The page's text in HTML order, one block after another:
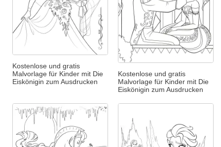
Kostenlose und gratis
Malvorlage für Kinder mit Die
Eiskönigin zum Ausdrucken
Kostenlose und gratis
Malvorlage für Kinder mit Die
Eiskönigin zum Ausdrucken